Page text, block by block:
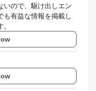
いので、駆け出しエン
も有益な情報を掲載し